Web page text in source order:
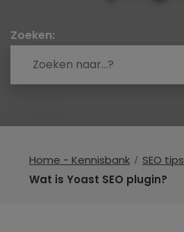
Zoeken:
Home - Kennisbank
SEO tips
Wat is Yoast SEO plugin?